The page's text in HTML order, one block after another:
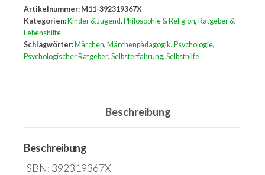
andere
Märchen.
Wegweisung
Jugendliche
Menge
Artikelnummer: M11-392319367X
Kategorien: Kinder & Jugend, Philosophie & Religion, Ratgeber &
Lebenshilfe
Schlagwörter: Märchen, Märchenpädagogik, Psychologie,
Psychologischer Ratgeber, Selbsterfahrung, Selbsthilfe
Beschreibung
Beschreibung
ISBN: 392319367X